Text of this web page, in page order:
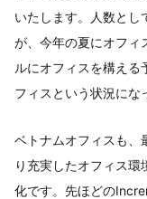
いたします。人数とし
が、今年の夏にオフィ
ルにオフィスを構える
フィスという状況にな
ベトナムオフィスも、
り充実したオフィス
化です。先ほどの